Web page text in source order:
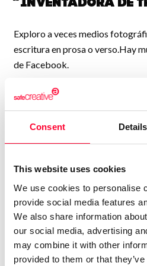
Consent Details
This website uses cookies
We use cookies to personalise
provide social media features
We also share information
our social media, advertising
may combine it with other
provided to them or that
“Inventadora de
Exploro a veces medios
escritura en prosa o verso.Hay
de Facebook.
Cuento con un móvil de menos
programas gratuítos de la
letras a cantantes
tropiezos y aciertos:
https://www.facebook.com/
id=100067333878384
...Y así,rato tras rato,hago
ideas que van surgiendo...Y me